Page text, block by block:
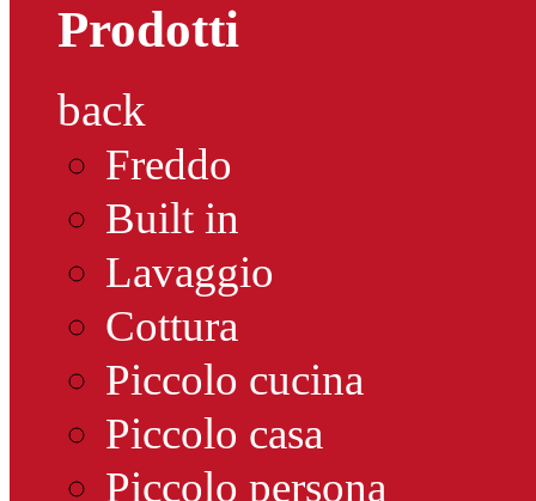
Prodotti
back
Freddo
Built in
Lavaggio
Cottura
Piccolo cucina
Piccolo casa
Piccolo persona